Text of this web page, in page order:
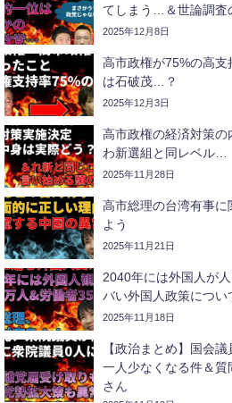
てしまう…＆世論調査
2025年12月8日
高市政権が75%の高支
は石破茂…？
2025年12月3日
高市政権の経済対策
わ新選組と同レベル…
2025年11月28日
高市総理の台湾有事
よう
2025年11月21日
2040年には外国人が
バい外国人政策につい
2025年11月18日
【政治まとめ】国会
一人少なくなる件＆
さん